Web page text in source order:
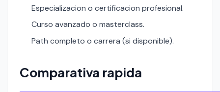
Especializacion o certificacion profesional.
Curso avanzado o masterclass.
Path completo o carrera (si disponible).
Comparativa rapida